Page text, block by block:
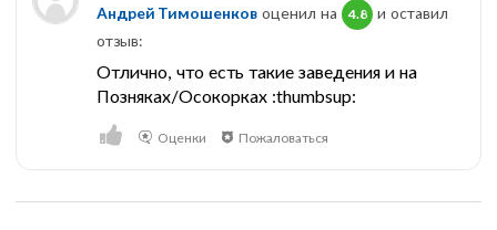
Андрей Тимошенков оценил на 4.8
и оставил
отзыв:
Отлично, что есть такие заведения и на
Позняках/Осокорках :thumbsup:
Оценки Пожаловаться